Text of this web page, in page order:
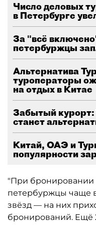
Число деловых
в Петербурге
За "всё
петербуржцы
Альтернатива
туроператоры
на отдых в Китае
Забытый курорт:
станет
Китай, ОАЭ и
популярности
"При
петербуржцы чаще
звёзд — на них
бронирований. Ещё